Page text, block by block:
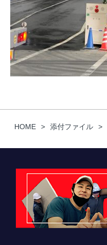
HOME 添付ファイル